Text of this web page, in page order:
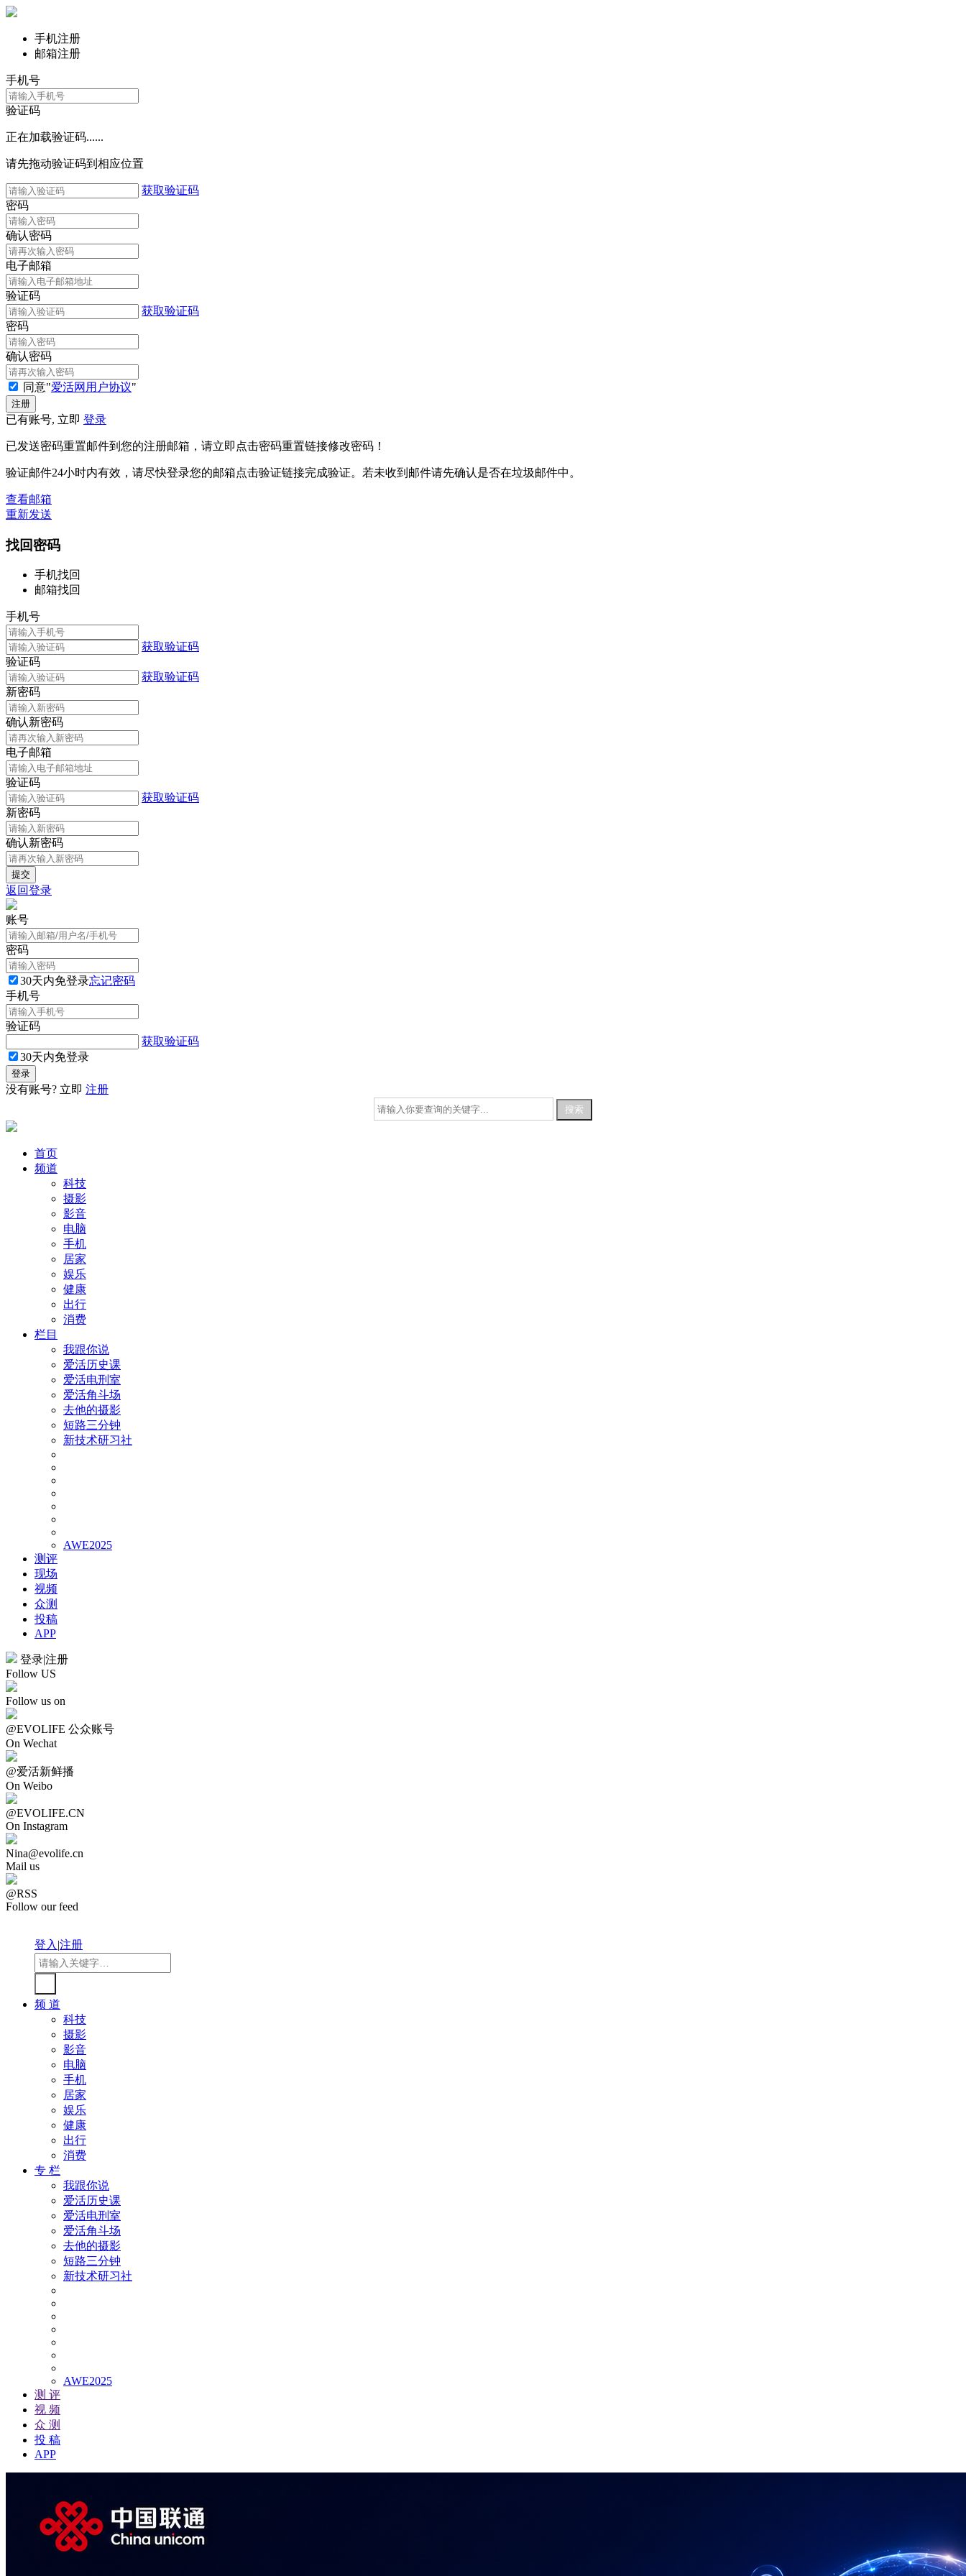
手机注册
邮箱注册
手机号
验证码
正在加载验证码......
请先拖动验证码到相应位置
获取验证码
密码
确认密码
电子邮箱
验证码
获取验证码
密码
确认密码
同意"爱活网用户协议"
已有账号, 立即 登录
已发送密码重置邮件到您的注册邮箱，请立即点击密码重置链接修改密码！
验证邮件24小时内有效，请尽快登录您的邮箱点击验证链接完成验证。若未收到邮件请先确认是否在垃圾邮件中。
查看邮箱
重新发送
找回密码
手机找回
邮箱找回
手机号
获取验证码
验证码
获取验证码
新密码
确认新密码
电子邮箱
验证码
获取验证码
新密码
确认新密码
返回登录
账号
密码
30天内免登录忘记密码
手机号
验证码
获取验证码
30天内免登录
没有账号? 立即 注册
首页
频道
科技
摄影
影音
电脑
手机
居家
娱乐
健康
出行
消费
栏目
我跟你说
爱活历史课
爱活电刑室
爱活角斗场
去他的摄影
短路三分钟
新技术研习社
AWE2025
测评
现场
视频
众测
投稿
APP
登录|注册
Follow US
Follow us on
@EVOLIFE 公众账号
On Wechat
@爱活新鲜播
On Weibo
@EVOLIFE.CN
On Instagram
Nina@evolife.cn
Mail us
@RSS
Follow our feed
登入|注册
频 道
科技
摄影
影音
电脑
手机
居家
娱乐
健康
出行
消费
专 栏
我跟你说
爱活历史课
爱活电刑室
爱活角斗场
去他的摄影
短路三分钟
新技术研习社
AWE2025
测 评
视 频
众 测
投 稿
APP